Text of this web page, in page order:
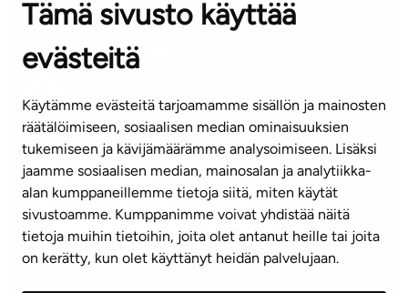
Tämä sivusto käyttää
evästeitä
Käytämme evästeitä tarjoamamme sisällön ja mainosten
räätälöimiseen, sosiaalisen median ominaisuuksien
tukemiseen ja kävijämäärämme analysoimiseen. Lisäksi
jaamme sosiaalisen median, mainosalan ja analytiikka-
alan kumppaneillemme tietoja siitä, miten käytät
sivustoamme. Kumppanimme voivat yhdistää näitä
tietoja muihin tietoihin, joita olet antanut heille tai joita
on kerätty, kun olet käyttänyt heidän palvelujaan.
ASIAKASPALVELUKESKUS
Puh. 045 7734 3777
(arkisin klo 8-16)
info@ta.fi
Tilaa uutiskirje
Mediapankki